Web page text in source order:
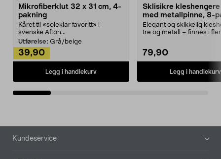
Mikrofiberklut 32 x 31 cm, 4-
pakning
Kåret til «soleklar favoritt» i
svenske Afton...
Utførelse: Grå/beige
39,90
Legg i handlekurv
Sklisikre
med metallpinne, 8-
Elegant og skikkelig
tre og metall – finnes i
79,90
Legg i handlekurv
Bunntekst
Kundeservice